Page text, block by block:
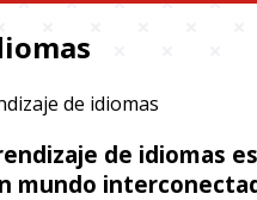
de idiomas
de idiomas
mundo